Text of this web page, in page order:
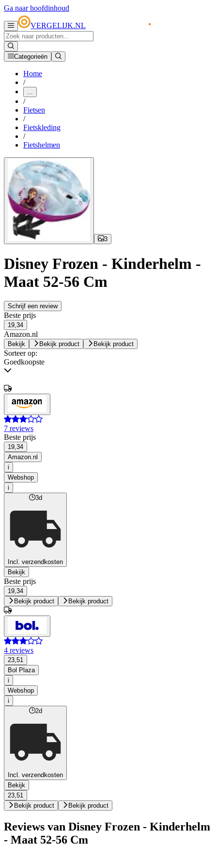
Ga naar hoofdinhoud
VERGELIJK.NL
Categorieën
Home
/
...
/
Fietsen
/
Fietskleding
/
Fietshelmen
3
Disney Frozen - Kinderhelm -
Maat 52-56 Cm
Schrijf een review
Beste prijs
19,34
Amazon.nl
Bekijk Bekijk product Bekijk product
Sorteer op:
Goedkoopste
7 reviews
Beste prijs
19,34
Amazon.nl
i
Webshop
i
3d
Incl. verzendkosten
Bekijk
Beste prijs
19,34
Bekijk product
Bekijk product
4 reviews
23,51
Bol Plaza
i
Webshop
i
2d
Incl. verzendkosten
Bekijk
23,51
Bekijk product
Bekijk product
Reviews van Disney Frozen - Kinderhelm
- Maat 52-56 Cm